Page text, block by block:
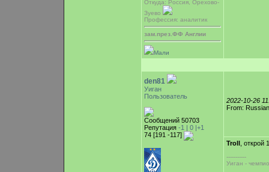
Откуда: Россия, Орехово-
Зуево
Профессия: аналитик
зам.през.ФФ Англии
Мали
den81
Уиган
Пользователь
Сообщений 50703
Репутация -1 | 0 |+1
74 [191 -117]
2022-10-26
From:
Troll ,
-----------
Уиган -